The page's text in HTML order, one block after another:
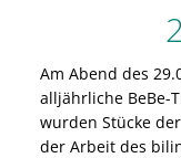
Am Abend des
alljährliche BeBe-
wurden Stücke
der Arbeit des